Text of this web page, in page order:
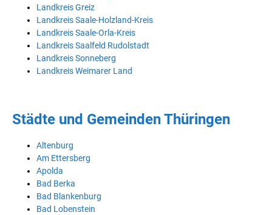
Landkreis Greiz
Landkreis Saale-Holzland-Kreis
Landkreis Saale-Orla-Kreis
Landkreis Saalfeld Rudolstadt
Landkreis Sonneberg
Landkreis Weimarer Land
Städte und Gemeinden Thüringen
Altenburg
Am Ettersberg
Apolda
Bad Berka
Bad Blankenburg
Bad Lobenstein